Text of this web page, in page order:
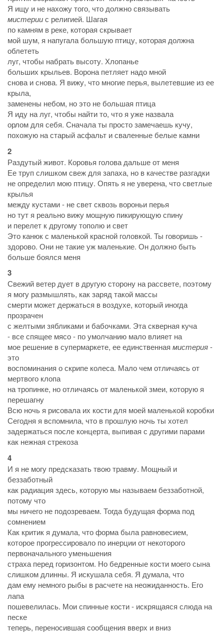
Я ищу и не нахожу того, что должно связывать
мистериис религией. Шагая
по камням в реке, которая скрывает
мой шум, я напугала большую птицу, которая должна
облететь
луг, чтобы набрать высоту. Хлопанье
больших крыльев. Ворона петляет надо мной
снова и снова. Я вижу, что многие перья, вылетевшие из ее
крыла,
заменены небом, но это не большая птица
Я иду на луг, чтобы найти то, что я уже назвала
орлом для себя. Сначала ты просто замечаешь кучу,
похожую на старый асфальт и сваленные белые камни
2
Раздутый живот. Коровья голова дальше от меня
Ее труп слишком свеж для запаха, но в качестве разгадки
не определил мою птицу. Опять я не уверена, что светлые
крылья
между кустами - не свет сквозь вороньи перья
но тут я реально вижу мощную пикирующую спину
и перелет к другому тополю и свет
Это канюк с маленькой красной головкой. Ты говоришь -
здорово. Они не такие уж маленькие. Он должно быть
больше боялся меня
3
Свежий ветер дует в другую сторону на рассвете, поэтому
я могу размышлять, как заряд такой массы
смерти может держаться в воздухе, который иногда
прозрачен
с желтыми зябликами и бабочками. Эта скверная куча
- все спящее мясо - по умолчанию мало влияет на
мое решение в супермаркете, ее единственная мистерия-
это
воспоминания о скрипе колеса. Мало чем отличаясь от
мертвого клопа
на тропинке, но отличаясь от маленькой змеи, которую я
перешагну
Всю ночь я рисовала их кости для моей маленькой коробки
Сегодня я вспомнила, что в прошлую ночь ты хотел
задержаться после концерта, выпивая с другими парами
как нежная стрекоза
4
И я не могу предсказать твою травму. Мощный и
беззаботный
как радиация здесь, которую мы называем беззаботной,
потому что
мы ничего не подозреваем. Тогда будущая форма под
сомнением
Как критик я думала, что форма была равновесием,
которое прогрессировало по инерции от некоторого
первоначального уменьшения
страха перед горизонтом. Но бедренные кости моего сына
слишком длинны. Я искушала себя. Я думала, что
дам ему немного рыбы в расчете на неожиданность. Его
лапа
пошевелилась. Мои спинные кости - искрящаяся слюда на
песке
теперь, переносившая сообщения вверх и вниз